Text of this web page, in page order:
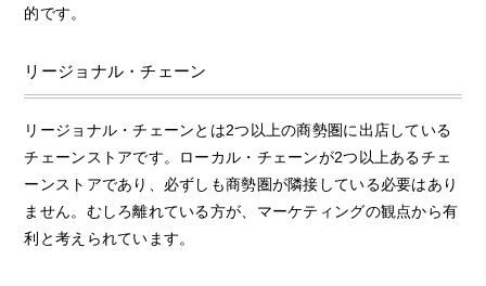
的です。
リージョナル・チェーン
リージョナル・チェーンとは2つ以上の商勢圏に出店している
チェーンストアです。ローカル・チェーンが2つ以上あるチェ
ーンストアであり、必ずしも商勢圏が隣接している必要はあり
ません。むしろ離れている方が、マーケティングの観点から有
利と考えられています。